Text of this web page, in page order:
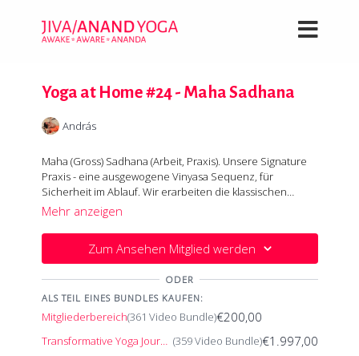
Yoga at Home #24 - Maha Sadhana
András
Maha (Gross) Sadhana (Arbeit, Praxis). Unsere Signature
Praxis - eine ausgewogene Vinyasa Sequenz, für
Sicherheit im Ablauf. Wir erarbeiten die klassischen
Grundhaltungen in individuellen Varianten. Für das
perfekte Hatha Erlebnis.
Fokus dieser Stunde ist Utthita (gestreckt) Parsvakonasana
(seitlicher Winkel) - im Stehen, auf den Knien, im Sitzen.
Raum zwischen den Rippen - Raum für den Atem. Und
zwischendrin Stabilität für das gesamte Muskelkorsett in
diversen Stützhaltungen. Die Tiefenmuskulatur wird
beansprucht und stabilisiert Wirbelsäule und Gelenke. Es
entstehen positive Effekte für Stoffwechsel und Hormone.
Alles kommt zur Ruhe zum Schluss der Praxis in Nadi
Sodhana (Wechselatmung).
Mehr anzeigen
Zum Ansehen Mitglied werden
ODER
ALS TEIL EINES BUNDLES KAUFEN:
Mitgliederbereich(361 Video Bundle)€200,00
Transformative Yoga Journey (359 Video Bundle)€1.997,00